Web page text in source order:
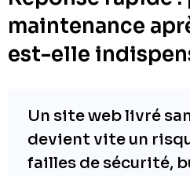
maintenance
est-elle
Un site web livré
devient vite un
failles de sécurité,